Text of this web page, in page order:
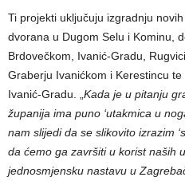
Ti projekti uključuju izgradnju
dvorana u Dugom Selu i Kominu,
Brdovečkom, Ivanić-Gradu,
Graberju Ivanićkom i Kerestincu
Ivanić-Gradu. „ Kada je u pitanju
županija ima puno ‘utakmica u
nam slijedi da se slikovito izrazim
da ćemo ga završiti u korist naših
jednosmjensku nastavu u